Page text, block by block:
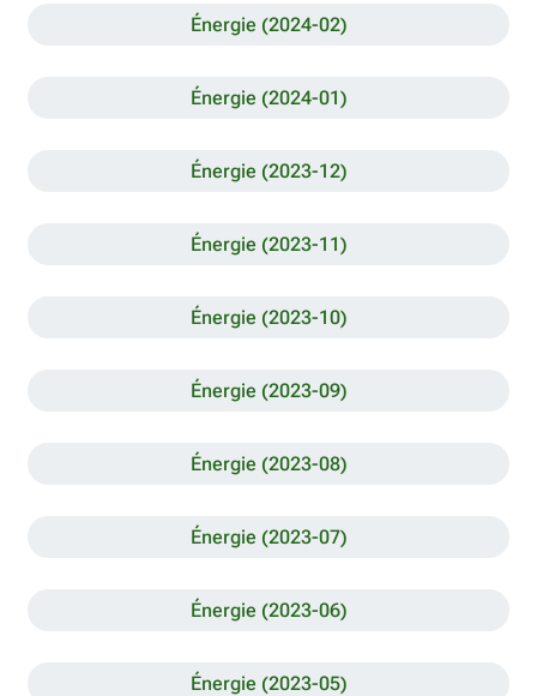
Énergie (2024-02)
Énergie (2024-01)
Énergie (2023-12)
Énergie (2023-11)
Énergie (2023-10)
Énergie (2023-09)
Énergie (2023-08)
Énergie (2023-07)
Énergie (2023-06)
Énergie (2023-05)